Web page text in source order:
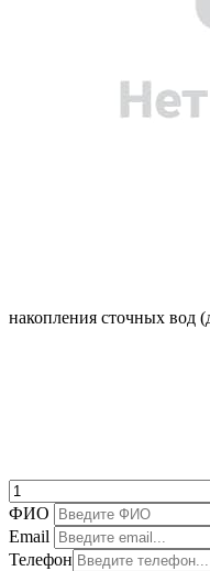
накопления сточных вод
ФИО
Email
Телефон